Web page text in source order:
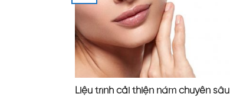
Liệu trình cải thiện nám chuyên sâu